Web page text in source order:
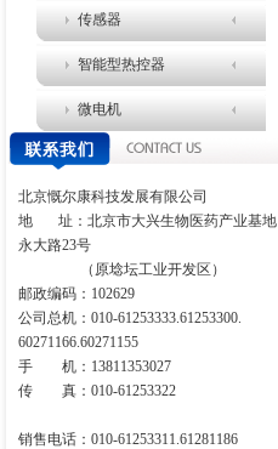
传感器
智能型热控器
微电机
北京慨尔康科技发展有限公司
地
址：北京市大兴生物医药产业基地
永大路23号
（原埝坛工业开发区）
邮政编码： 102629
公司总机：010-61253333.61253300.
60271166.60271155
手 机：13811353027
传 真：010-61253322
销售电话：010-61253311.61281186